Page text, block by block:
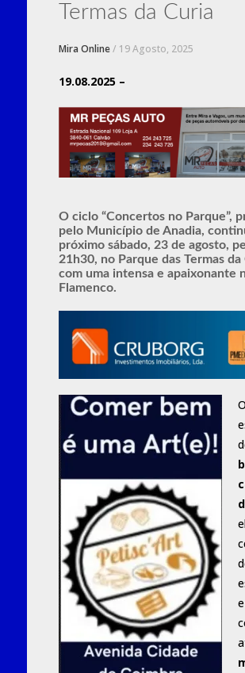
Termas da Curia
Mira Online/ 19 Agosto, 2025
19.08.2025 –
O ciclo “Concertos no Parque”,
pelo Município de Anadia,
próximo sábado, 23 de agosto,
21h30, no Parque das Termas da
com uma intensa e apaixonante
Flamenco.
O